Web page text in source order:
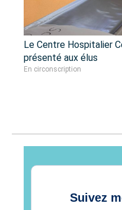
Le Centre Hospitalier
présenté aux élus
En circonscription
Suivez